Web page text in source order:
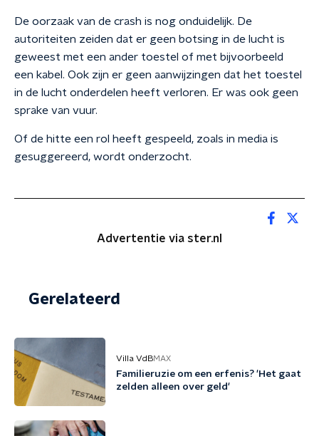
De oorzaak van de crash is nog onduidelijk. De
autoriteiten zeiden dat er geen botsing in de lucht is
geweest met een ander toestel of met bijvoorbeeld
een kabel. Ook zijn er geen aanwijzingen dat het toestel
in de lucht onderdelen heeft verloren. Er was ook geen
sprake van vuur.
Of de hitte een rol heeft gespeeld, zoals in media is
gesuggereerd, wordt onderzocht.
Advertentie via ster.nl
Gerelateerd
Villa VdBMAX
Familieruzie om een erfenis? 'Het gaat
zelden alleen over geld'